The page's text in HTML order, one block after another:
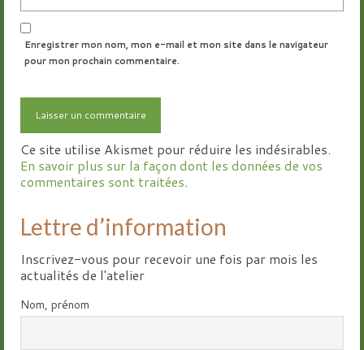
Enregistrer mon nom, mon e-mail et mon site dans le navigateur
pour mon prochain commentaire.
Ce site utilise Akismet pour réduire les indésirables.
En savoir plus sur la façon dont les données de vos
commentaires sont traitées.
Lettre d’information
Inscrivez-vous pour recevoir une fois par mois les
actualités de l'atelier
Nom, prénom